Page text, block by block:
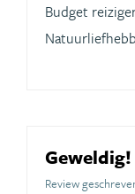
Budget
Geweldig!
Review